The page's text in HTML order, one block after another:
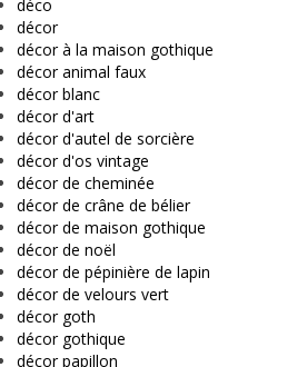
déco
décor
décor à la maison gothique
décor animal faux
décor blanc
décor d'art
décor d'autel de sorcière
décor d'os vintage
décor de cheminée
décor de crâne de bélier
décor de maison gothique
décor de noël
décor de pépinière de lapin
décor de velours vert
décor goth
décor gothique
décor papillon